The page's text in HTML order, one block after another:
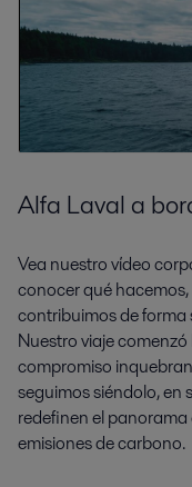
Alfa Laval a
Vea nuestro vídeo
conocer qué
contribuimos de
Nuestro viaje
compromiso
seguimos siéndolo, en
redefinen el
emisiones de carbono.